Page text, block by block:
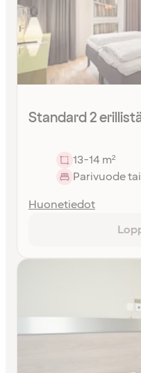
Standard 2
13-14 m²
Parivuode
Huonetiedot